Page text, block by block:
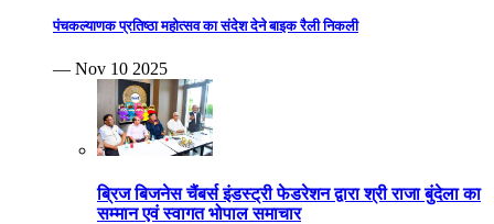
पंचकल्याणक प्रतिष्ठा महोत्सव का संदेश देने बाइक रैली निकली
— Nov 10 2025
ब्रिज बिजनेस चैंबर्स इंडस्ट्री फेडरेशन द्वारा श्री राजा बुंदेला का
सम्मान एवं स्वागत भोपाल समाचार